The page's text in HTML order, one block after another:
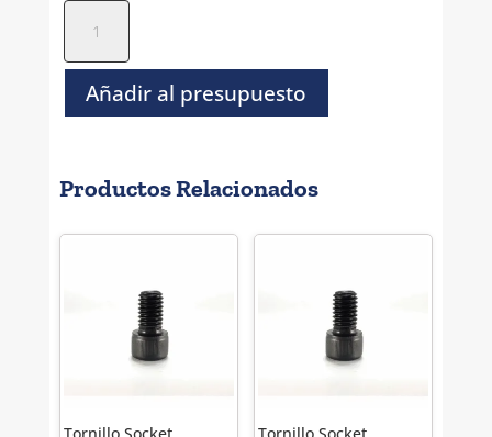
Hexagonal
Inoxidable
M24
cantidad
Añadir al presupuesto
Productos Relacionados